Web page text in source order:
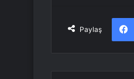
Paylaş